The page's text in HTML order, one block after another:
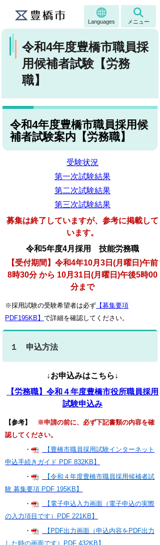
Languages メニュー
令和4年度豊橋市職員採
用候補者試験【労務
職】
令和4年度豊橋市職員採用候
補者試験案内【労務職】
受験状況
第一次試験結果
第二次試験結果
第三次試験結果
募集は終了していますが、参考に掲載して
います。
令和5年度4月採用 技能労務職
【受付期間】令和4年10月3日(月曜日)午前
8時30分 から 10月31日(月曜日)午後5時00
分まで
※採用試験の受験希望者は必ず 【募集要項
PDF195KB】 で詳細を確認してください。
１ 申込方法
↓お申込みはこちら↓
【労務職】令和４年度豊橋市役所職員採用
試験申込み
【参考】
※申請の前に、必ず下記書類の内容を確
認してください。
・
【豊橋市職員採用試験インターネット
申込手続きガイド PDF 832KB】
・
【令和４年度豊橋市職員採用候補者試
験 募集要項 PDF 195KB】
・
【電子申込入力画面（電子申込の実際
の入力項目です）PDF 221KB】
・
【PDF出力画面（申込内容をPDF出力
した時の画面です）PDF 432KB】